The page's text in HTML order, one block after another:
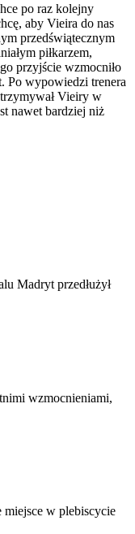
po raz kolejny
aby Vieira do nas
przedświątecznym
piłkarzem,
przyjście wzmocniło
Po wypowiedzi trenera
Vieiry w
nawet bardziej niż
Madryt przedłużył
wzmocnieniami,
miejsce w plebiscycie